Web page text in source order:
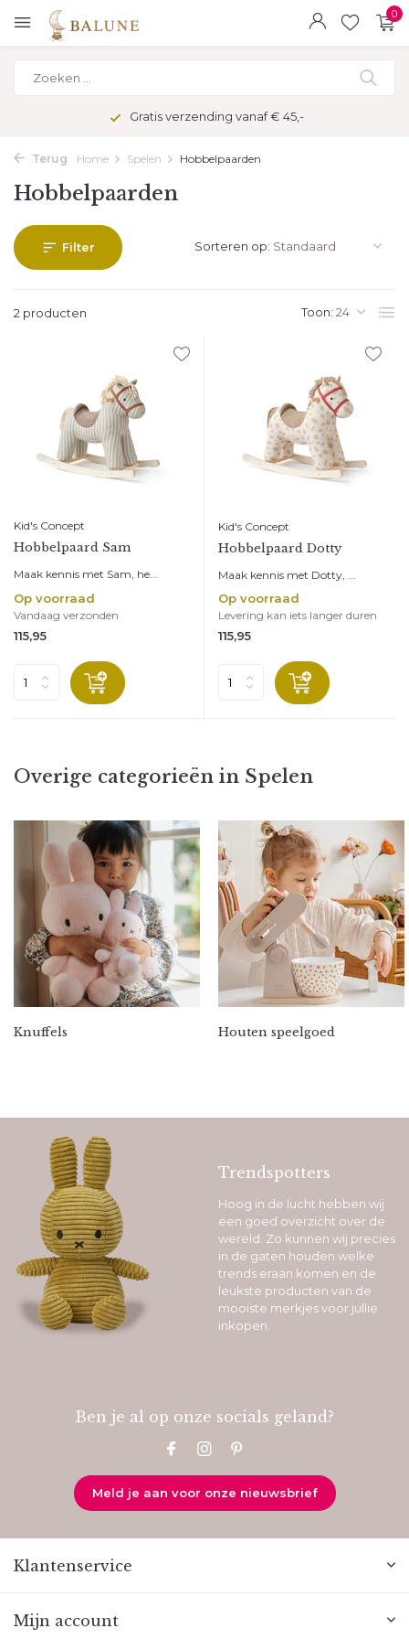
0
Gratis verzending vanaf € 45,-
Terug Home Spelen Hobbelpaarden
Hobbelpaarden
Filter
2 producten Toon:
Sorteren op:
Kid's Concept
Hobbelpaard Sam
Maak kennis met Sam, he...
Op voorraad
Vandaag verzonden
115,95
Kid's Concept
Hobbelpaard Dotty
Maak kennis met Dotty, ...
Op voorraad
Levering kan iets langer duren
115,95
Overige categorieën in Spelen
Knuffels Houten speelgoed
Trendspotters
Hoog in de lucht hebben wij
een goed overzicht over de
wereld. Zo kunnen wij precies
in de gaten houden welke
trends eraan komen en de
leukste producten van de
mooiste merkjes voor jullie
inkopen.
Ben je al op onze socials geland?
Meld je aan voor onze nieuwsbrief
Klantenservice
Mijn account